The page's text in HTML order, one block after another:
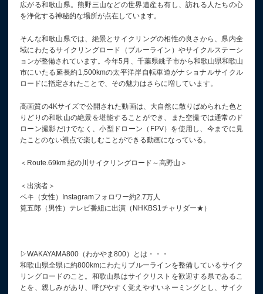
広がる和歌山県。熊野三山などの世界遺産も有し、訪れる人たちの心
を浄化する神秘的な場所が点在しています。
そんな和歌山県では、絶景とサイクリングの相性の良さから、県内全
域にわたるサイクリングロード（ブルーライン）やサイクルステーシ
ョンが整備されています。今年5月、千葉県銚子市から和歌山県和歌山
市にいたる延長約1,500kmの太平洋岸自転車道がナショナルサイクル
ロードに指定されたことで、その魅力はさらに増しています。
高画質の4Kサイズで公開された動画は、大自然に散りばめられた色と
りどりの和歌山の絶景を堪能することができ、また空撮では通常のド
ローン撮影だけでなく、小型ドローン（FPV）を使用し、今までに見
たことのない視点で楽しむことができる動画になっている。
＜Route.69km 紀の川サイクリングロード～高野山＞
＜出演者＞
ベキ（女性）Instagramフォロワー約2.7万人
筧五郎（男性）テレビ番組に出演（NHKBS1チャリダー★）
▷WAKAYAMA800（わかやま800）とは・・・
和歌山県全県に約800kmにわたりブルーラインを整備しているサイク
リングロードのこと。和歌山県はサイクリストを歓迎する県であるこ
とを、親しみがあり、呼びやすく覚えやすいネーミングとし、サイク